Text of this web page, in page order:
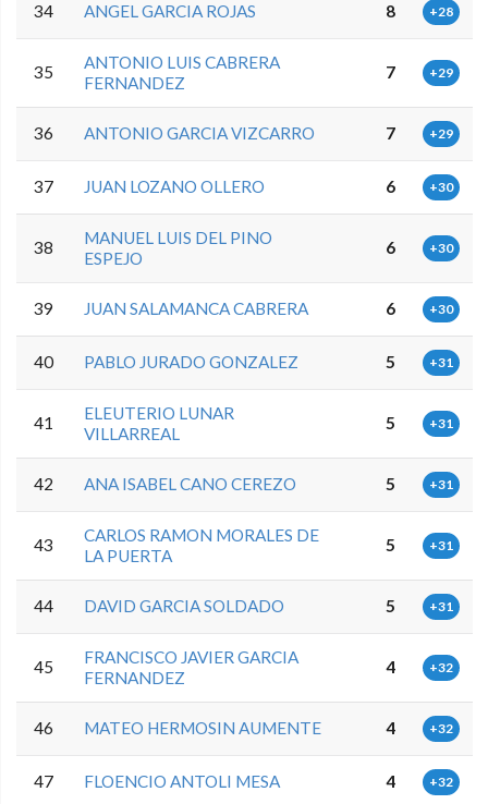
34 ANGEL GARCIA ROJAS 8 +28
35
ANTONIO LUIS CABRERA
FERNANDEZ
7 +29
36 ANTONIO GARCIA VIZCARRO 7 +29
37 JUAN LOZANO OLLERO 6 +30
38
MANUEL LUIS DEL PINO
ESPEJO
6 +30
39 JUAN SALAMANCA CABRERA 6 +30
40 PABLO JURADO GONZALEZ 5 +31
41
ELEUTERIO LUNAR
VILLARREAL
5 +31
42 ANA ISABEL CANO CEREZO 5 +31
43
CARLOS RAMON MORALES DE
LA PUERTA
5 +31
44 DAVID GARCIA SOLDADO 5 +31
45
FRANCISCO JAVIER GARCIA
FERNANDEZ
4 +32
46 MATEO HERMOSIN AUMENTE 4 +32
47 FLOENCIO ANTOLI MESA 4 +32